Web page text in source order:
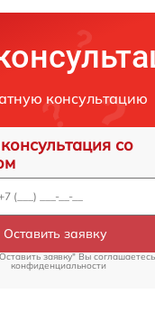
консультацию
со
Оставить заявку
заявку" Вы
конфиденциальности